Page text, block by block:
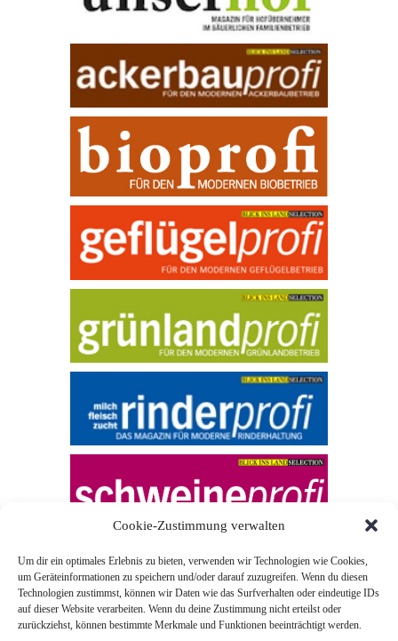
Cookie-Zustimmung verwalten
Um dir ein optimales Erlebnis zu bieten, verwenden wir Technologien wie Cookies,
um Geräteinformationen zu speichern und/oder darauf zuzugreifen. Wenn du diesen
Technologien zustimmst, können wir Daten wie das Surfverhalten oder eindeutige IDs
auf dieser Website verarbeiten. Wenn du deine Zustimmung nicht erteilst oder
zurückziehst, können bestimmte Merkmale und Funktionen beeinträchtigt werden.